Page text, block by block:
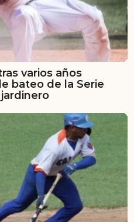
varios años
bateo de la Serie